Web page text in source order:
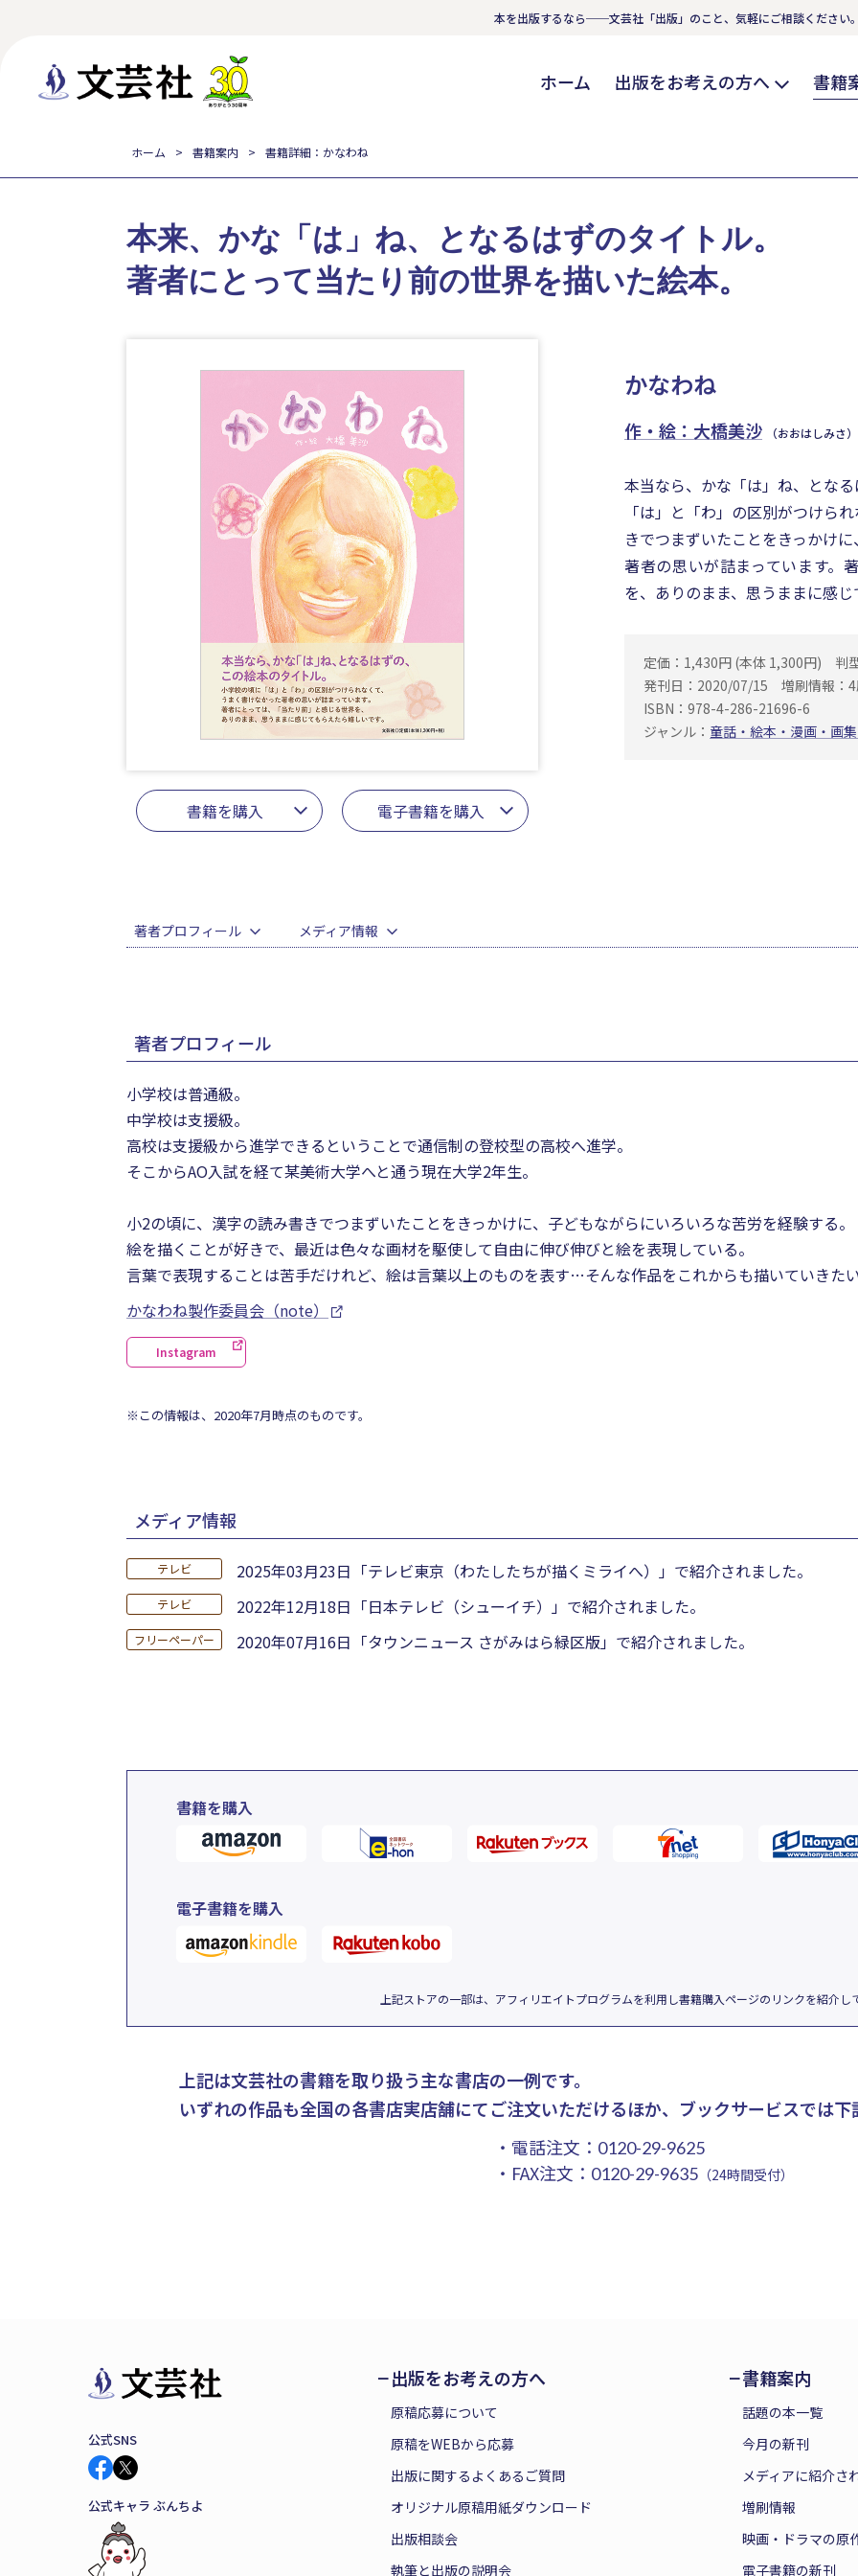
本を出版するなら──文芸社「出版」のこと、気軽にご相談ください。
ホーム 出版をお考えの方へ 書籍
ホーム 書籍案内 書籍詳細：かなわね
かなわね
作・絵：大橋美沙 （おおはしみさ）
書籍を購入 電子書籍を購入
本来、かな「は」ね、となるはずのタイトル。
著者にとって当たり前の世界を描いた絵本。
本当なら、かな「は」ね、とな
「は」と「わ」の区別がつけら
きでつまずいたことをきっかけ
著者の思いが詰まっています。
を、ありのまま、思うままに感じ
定価：1,430円 (本体 1,300円) 判
発刊日：2020/07/15
増刷情報：
ISBN：978-4-286-21696-6
ジャンル： 童話・絵本・漫画・画
著者プロフィール メディア情報
著者プロフィール
小学校は普通級。
中学校は支援級。
高校は支援級から進学できるということで通信制の登校型の高校へ進学。
そこからAO入試を経て某美術大学へと通う現在大学2年生。
小2の頃に、漢字の読み書きでつまずいたことをきっかけに、子どもながらにいろいろな苦労を経験する。
絵を描くことが好きで、最近は色々な画材を駆使して自由に伸び伸びと絵を表現している。
言葉で表現することは苦手だけれど、絵は言葉以上のものを表す…そんな作品をこれからも描いていきたい
かなわね製作委員会（note）
Instagram
※この情報は、2020年7月時点のものです。
メディア情報
テレビ 2025年03月23日 「テレビ東京（わたしたちが描くミライへ）」で紹介されました。
テレビ 2022年12月18日 「日本テレビ（シューイチ）」で紹介されました。
フリーペーパー 2020年07月16日 「タウンニュース さがみはら緑区版」で紹介されました。
書籍を購入
電子書籍を購入
上記ストアの一部は、アフィリエイトプログラムを利用し書籍購入ページのリンクを紹介し
上記は文芸社の書籍を取り扱う主な書店の一例です。
いずれの作品も全国の各書店実店舗にてご注文いただけるほか、ブックサービスでは下
・電話注文： 0120-29-9625
・FAX注文： 0120-29-9635（24時間受付）
公式SNS
公式キャラ ぶんちよ
出版をお考えの方へ
原稿応募について
原稿をWEBから応募
出版に関するよくあるご質問
オリジナル原稿用紙ダウンロード
出版相談会
執筆と出版の説明会
書籍案内
話題の本一覧
今月の新刊
メディアに紹介さ
増刷情報
映画・ドラマの原
電子書籍の新刊